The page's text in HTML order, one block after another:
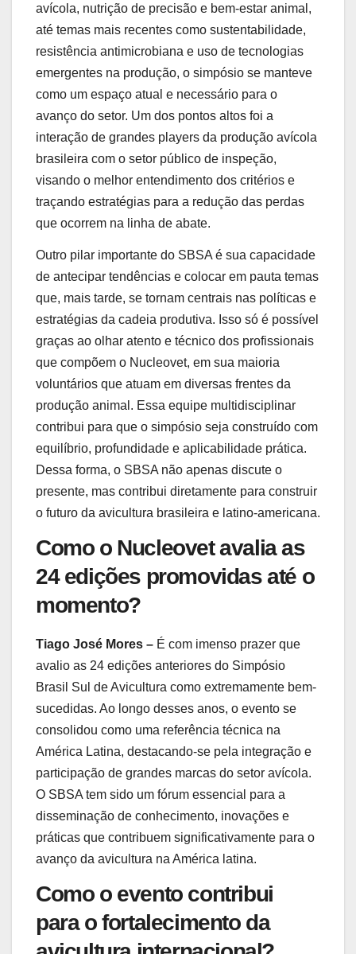
avícola, nutrição de precisão e bem-estar animal,
até temas mais recentes como sustentabilidade,
resistência antimicrobiana e uso de tecnologias
emergentes na produção, o simpósio se manteve
como um espaço atual e necessário para o
avanço do setor. Um dos pontos altos foi a
interação de grandes players da produção avícola
brasileira com o setor público de inspeção,
visando o melhor entendimento dos critérios e
traçando estratégias para a redução das perdas
que ocorrem na linha de abate.
Outro pilar importante do SBSA é sua capacidade
de antecipar tendências e colocar em pauta temas
que, mais tarde, se tornam centrais nas políticas e
estratégias da cadeia produtiva. Isso só é possível
graças ao olhar atento e técnico dos profissionais
que compõem o Nucleovet, em sua maioria
voluntários que atuam em diversas frentes da
produção animal. Essa equipe multidisciplinar
contribui para que o simpósio seja construído com
equilíbrio, profundidade e aplicabilidade prática.
Dessa forma, o SBSA não apenas discute o
presente, mas contribui diretamente para construir
o futuro da avicultura brasileira e latino-americana.
Como o Nucleovet avalia as
24 edições promovidas até o
momento?
Tiago José Mores – É com imenso prazer que
avalio as 24 edições anteriores do Simpósio
Brasil Sul de Avicultura como extremamente bem-
sucedidas. Ao longo desses anos, o evento se
consolidou como uma referência técnica na
América Latina, destacando-se pela integração e
participação de grandes marcas do setor avícola.
O SBSA tem sido um fórum essencial para a
disseminação de conhecimento, inovações e
práticas que contribuem significativamente para o
avanço da avicultura na América latina.
Como o evento contribui
para o fortalecimento da